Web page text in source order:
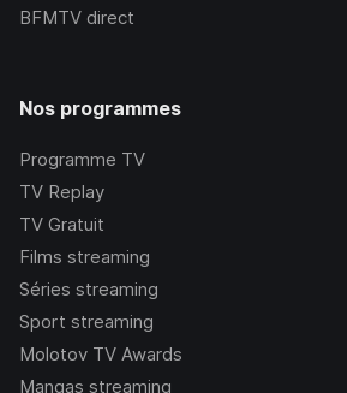
BFMTV direct
Nos programmes
Programme TV
TV Replay
TV Gratuit
Films streaming
Séries streaming
Sport streaming
Molotov TV Awards
Mangas streaming